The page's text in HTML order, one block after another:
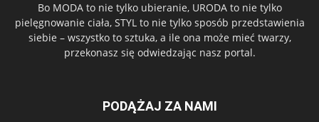
Bo MODA to nie tylko ubieranie, URODA to nie tylko
pielęgnowanie ciała, STYL to nie tylko sposób przedstawienia
siebie – wszystko to sztuka, a ile ona może mieć twarzy,
przekonasz się odwiedzając nasz portal.
PODĄŻAJ ZA NAMI